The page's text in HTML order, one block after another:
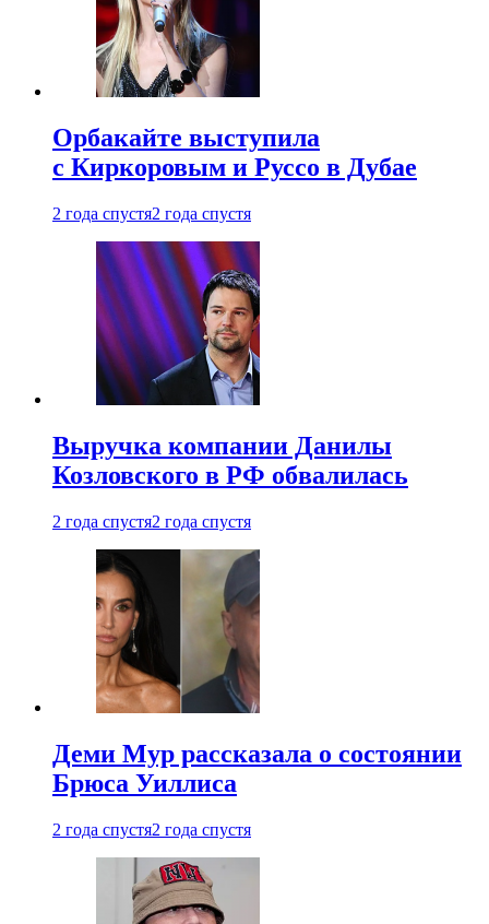
Орбакайте выступила
с Киркоровым и Руссо в Дубае
2 года спустя2 года спустя
Выручка компании Данилы
Козловского в РФ обвалилась
2 года спустя2 года спустя
Деми Мур рассказала о состоянии
Брюса Уиллиса
2 года спустя2 года спустя